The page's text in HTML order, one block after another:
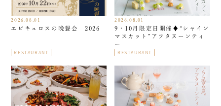
2026.08.01
エピキュロスの晩餐会 2026
RESTAURANT
2026.08.01
9・10月限定日開催♦︎“シャイン
マスカット”アフタヌーンティ
ー
RESTAURANT